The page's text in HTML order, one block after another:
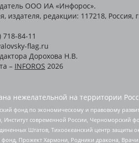
ООО ИА «Инфорос».
издателя, редакции: 117218, Россия,
84-11
flag.ru
Дорохова Н.В.
– INFOROS 2026
нежелательной на территории
фонд по экономическому и правовому
современной России, Черноморский
Штатов, Тихоокеанский центр защиты
Прожект Хармони, Родники дракона,